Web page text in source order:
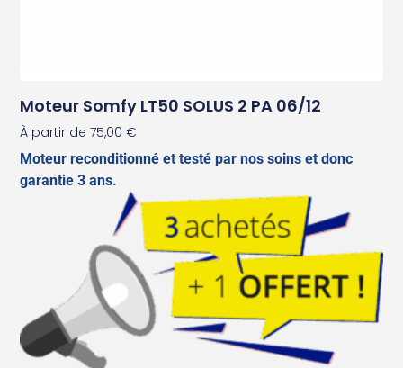
Moteur Somfy LT50 SOLUS 2 PA 06/12
À partir de75,00€
Moteur reconditionné et testé par nos soins et donc
garantie 3 ans.